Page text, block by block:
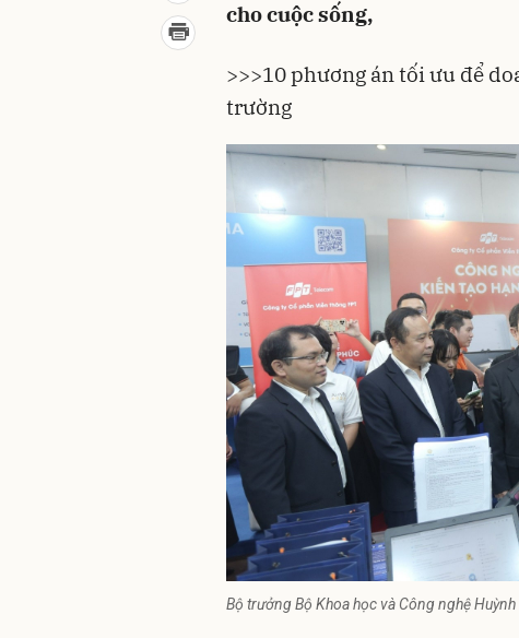
cho cuộc sống,
>>>10 phương án tối ưu để
trường
Bộ trưởng Bộ Khoa học và Công nghệ